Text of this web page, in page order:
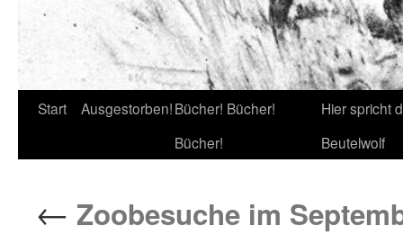
Start Ausgestorben!Bücher! Bücher!
Bücher!
Hier spricht
Beutelwolf
← Zoobesuche im